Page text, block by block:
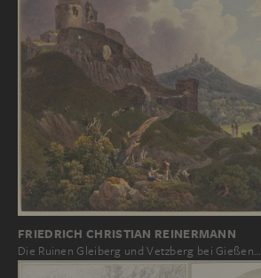
FRIEDRICH CHRISTIAN REINERMANN
Die Ruinen Gleiberg und Vetzberg bei Gießen…